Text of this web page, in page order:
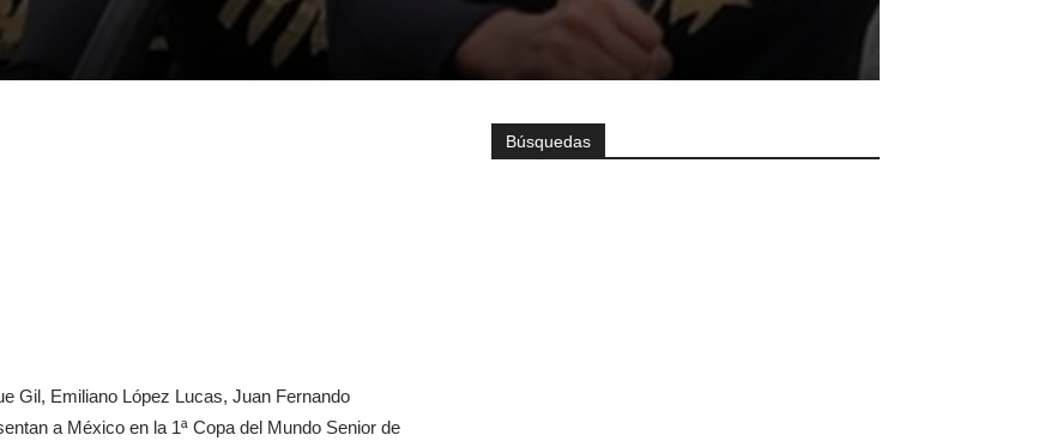
Gil, Emiliano López Lucas, Juan Fernando
a México en la 1ª Copa del Mundo Senior de
Búsquedas